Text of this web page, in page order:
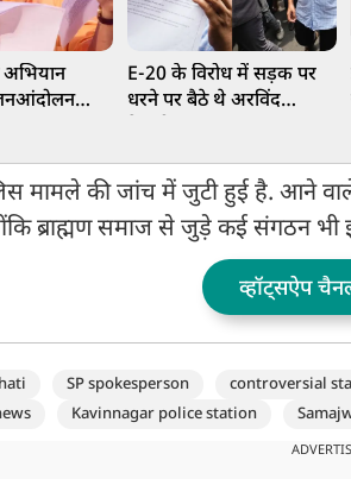
अभियान
E-20 के विरोध में सड़क पर
धरने पर बैठे थे अरविंद
खत्म कराया
मामले की जांच में जुटी हुई है. आने
ब्राह्मण समाज से जुड़े कई संगठन भी
व्हॉट्सऐप
SP spokesperson controversial
Kavinnagar police station